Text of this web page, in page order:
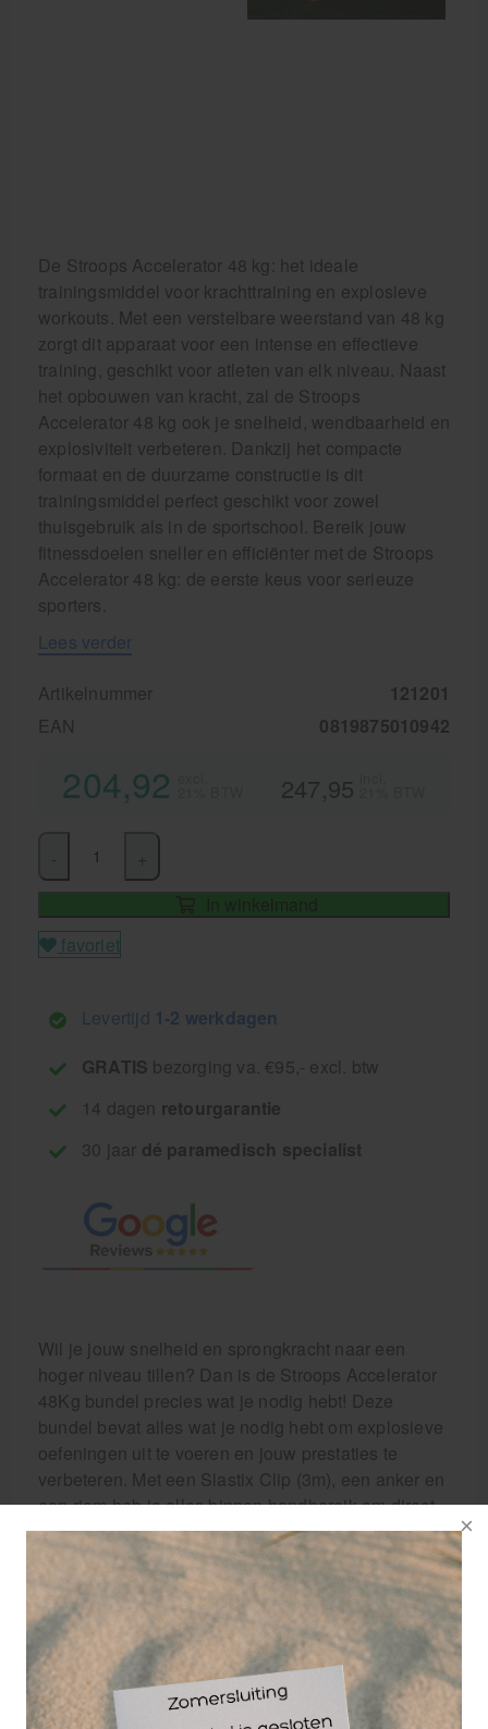
De Stroops Accelerator 48 kg: het ideale
trainingsmiddel voor krachttraining en explosieve
workouts. Met een verstelbare weerstand van 48 kg
zorgt dit apparaat voor een intense en effectieve
training, geschikt voor atleten van elk niveau. Naast
het opbouwen van kracht, zal de Stroops
Accelerator 48 kg ook je snelheid, wendbaarheid en
explosiviteit verbeteren. Dankzij het compacte
formaat en de duurzame constructie is dit
trainingsmiddel perfect geschikt voor zowel
thuisgebruik als in de sportschool. Bereik jouw
fitnessdoelen sneller en efficiënter met de Stroops
Accelerator 48 kg: de eerste keus voor serieuze
sporters.
Lees verder
Artikelnummer
121201
EAN
0819875010942
204,92 247,95
In winkelmand
favoriet
Levertijd 1-2 werkdagen
GRATIS bezorging va. €95,- excl. btw
14 dagen retourgarantie
30 jaar dé paramedisch specialist
Wil je jouw snelheid en sprongkracht naar een
hoger niveau tillen? Dan is de Stroops Accelerator
48Kg bundel precies wat je nodig hebt! Deze
bundel bevat alles wat je nodig hebt om explosieve
oefeningen uit te voeren en jouw prestaties te
verbeteren. Met een Slastix Clip (3m), een anker en
een riem heb je alles binnen handbereik om direct
aan de slag te gaan.
De Stroops Accelerator bundel is speciaal
ontwikkeld om jou te helpen bij het verbeteren van
jouw snelheid en sprongkracht. De riem kan
eenvoudig om je middel worden bevestigd, terwijl
het anker aan een geschikt bevestigingspunt kan
worden vastgemaakt, zoals bomen, palen of palen,